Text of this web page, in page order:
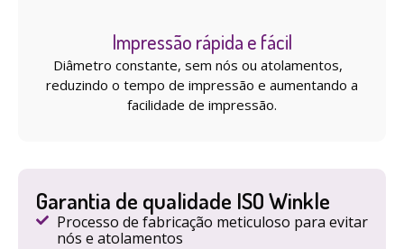
Impressão rápida e fácil
Diâmetro constante, sem nós ou atolamentos,
reduzindo o tempo de impressão e aumentando a
facilidade de impressão.
Garantia de qualidade ISO Winkle
Processo de fabricação meticuloso para evitar
nós e atolamentos